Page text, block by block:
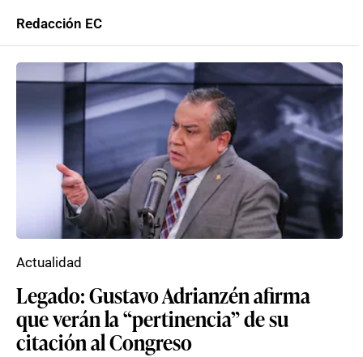
Redacción EC
Legado: Gustavo Adrianzén afirma
que verán la “pertinencia” de su
citación al Congreso
Actualidad